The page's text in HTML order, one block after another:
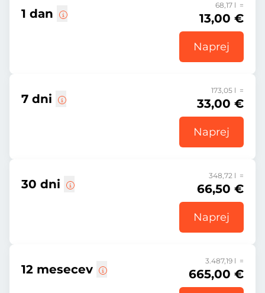
1 dan
68,17 l =
13,00 €
Naprej
7 dni
173,05 l =
33,00 €
Naprej
30 dni
348,72 l =
66,50 €
Naprej
12 mesecev
3.487,19 l =
665,00 €